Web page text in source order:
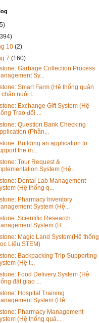
10(2)
7(160)
Garbage Collection Process
Sy...
Smart Farm (Hệ thống quản
nuôi t...
Exchange Gift System (Hệ
Trao đổi ...
Question Bank Checking
(Phần...
Building an application to
the m...
Tour Request &
System (Hệ...
Dental Lab Management
(Hệ thống q...
Pharmacy Inventory
System (Hệ...
Scientific Research
System (H...
Magic Land System(Hệ thống
Liệu STEM)
Backpacking Trip Supporting
(Hệ t...
Food Delivery System (Hệ
đặt giao ...
Hospital Training
System (Hệ ...
Pharmacy Management
(Hệ thống quả...